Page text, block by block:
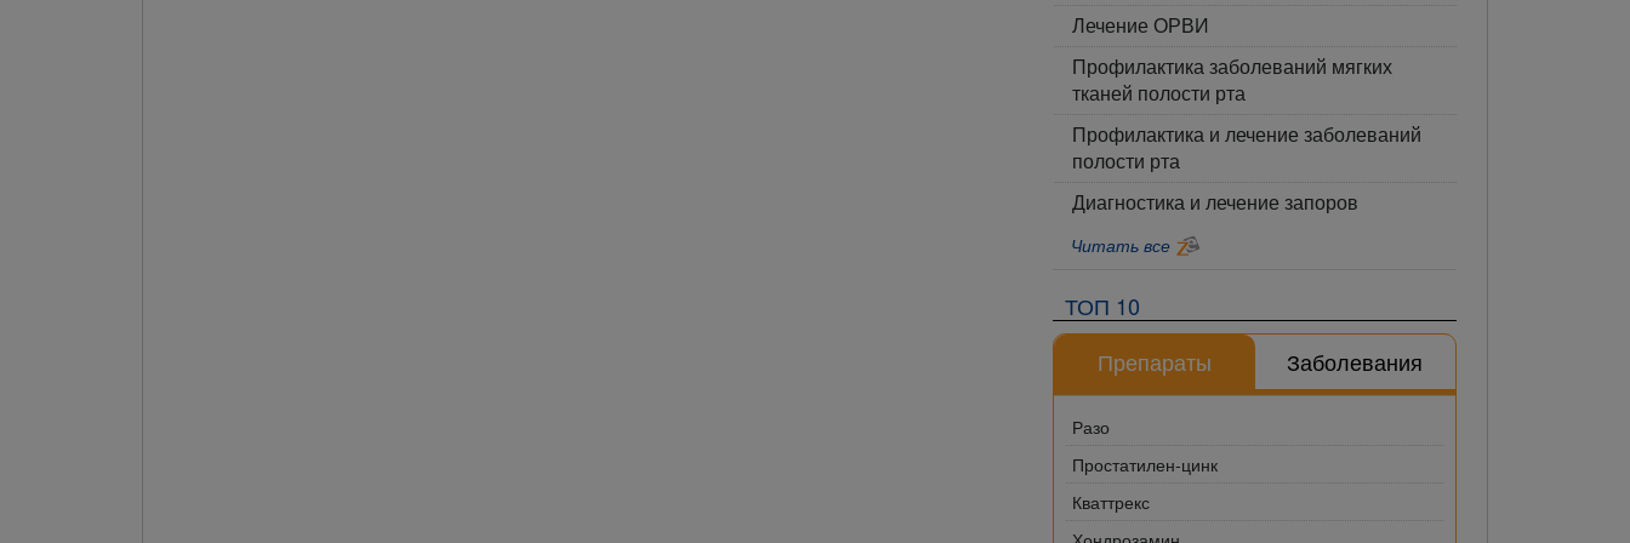
Лечение ОРВИ
Профилактика заболеваний мягких
тканей полости рта
Профилактика и лечение заболеваний
полости рта
Диагностика и лечение запоров
Читать все
ТОП 10
Препараты
Заболевания
Разо
Простатилен-цинк
Кваттрекс